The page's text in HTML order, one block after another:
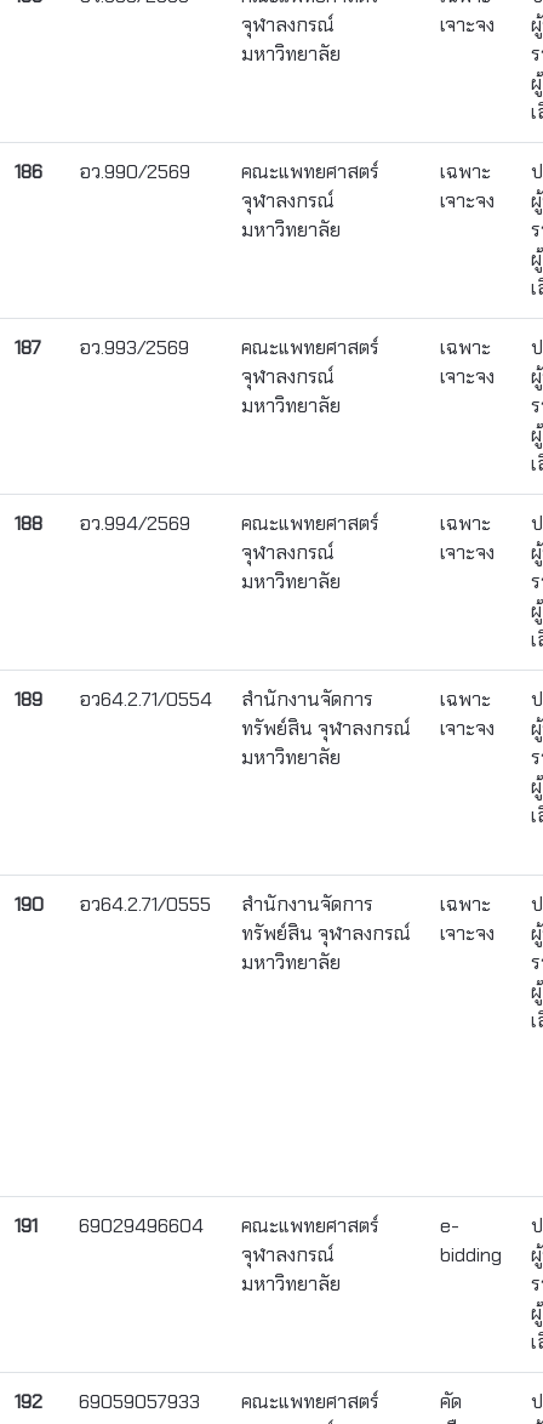
จุฬาลงกรณ์
มหาวิทยาลัย
เจาะจง
186 อว.990/2569
คณะแพทยศาสตร์
จุฬาลงกรณ์
มหาวิทยาลัย
เฉพาะ
เจาะจง
187 อว.993/2569
คณะแพทยศาสตร์
จุฬาลงกรณ์
มหาวิทยาลัย
เฉพาะ
เจาะจง
188 อว.994/2569
คณะแพทยศาสตร์
จุฬาลงกรณ์
มหาวิทยาลัย
เฉพาะ
เจาะจง
189 อว64.2.71/0554
สำนักงานจัดการ
ทรัพย์สิน จุฬาลงกรณ์
มหาวิทยาลัย
เฉพาะ
เจาะจง
190 อว64.2.71/0555
สำนักงานจัดการ
ทรัพย์สิน จุฬาลงกรณ์
มหาวิทยาลัย
เฉพาะ
เจาะจง
191 69029496604
คณะแพทยศาสตร์
จุฬาลงกรณ์
มหาวิทยาลัย
e-
bidding
192 69059057933
คณะแพทยศาสตร์
คัด